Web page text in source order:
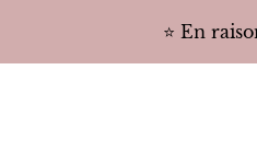
⭐️ En